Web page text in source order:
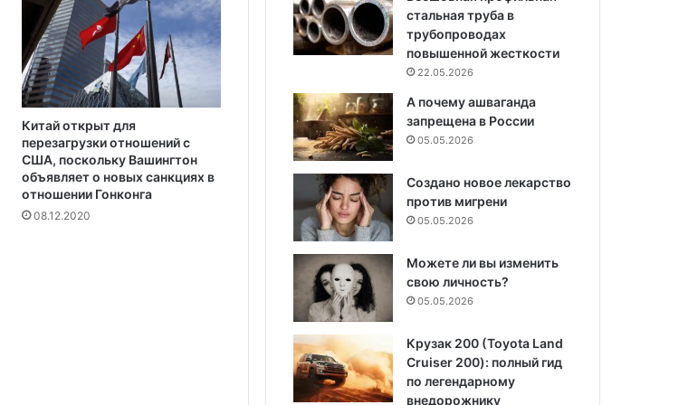
кредита на $880 млн от Совета
директоров МВФ
Китай открыт для
перезагрузки отношений с
США, поскольку Вашингтон
объявляет о новых санкциях в
отношении Гонконга
08.12.2020
стальная труба в
трубопроводах
повышенной жесткости
22.05.2026
А почему ашваганда
запрещена в России
05.05.2026
Создано новое лекарство
против мигрени
05.05.2026
Можете ли вы изменить
свою личность?
05.05.2026
Крузак 200 (Toyota Land
Cruiser 200): полный гид
по легендарному
внедорожнику